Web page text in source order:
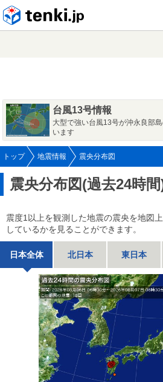
台風13号情報
大型で強い台風13号が沖永良部
います
トップ 地震情報 震央分布図
震央分布図(過去24時間
震度1以上を観測した地震の震央を地図
しているかを見ることができます。
日本全体 北日本 東日本